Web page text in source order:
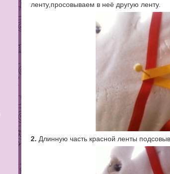
ленту,просовываем в неё другую ленту.
2. Длинную часть красной ленты